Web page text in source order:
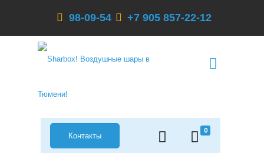
98-09-54 +7 905 857-22-12
0
Контакты